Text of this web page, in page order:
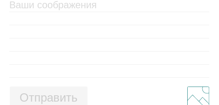
Отправить